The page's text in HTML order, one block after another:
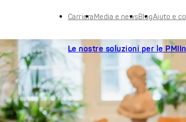
Carriera Media e newsBlogAiuto e
Le nostre soluzioni per le PMI